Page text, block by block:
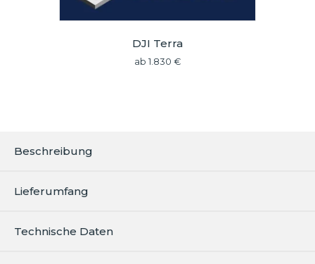
DJI Terra
ab 1.830 €
Beschreibung
Lieferumfang
Technische Daten